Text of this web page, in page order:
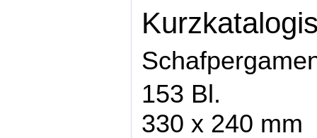
153 Bl.
330 x 240 mm